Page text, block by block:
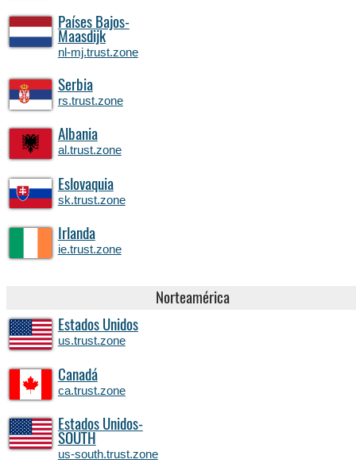
Países Bajos-
Maasdijk
nl-mj.trust.zone
Serbia
rs.trust.zone
Albania
al.trust.zone
Eslovaquia
sk.trust.zone
Irlanda
ie.trust.zone
Norteamérica
Estados Unidos
us.trust.zone
Canadá
ca.trust.zone
Estados Unidos-
SOUTH
us-south.trust.zone